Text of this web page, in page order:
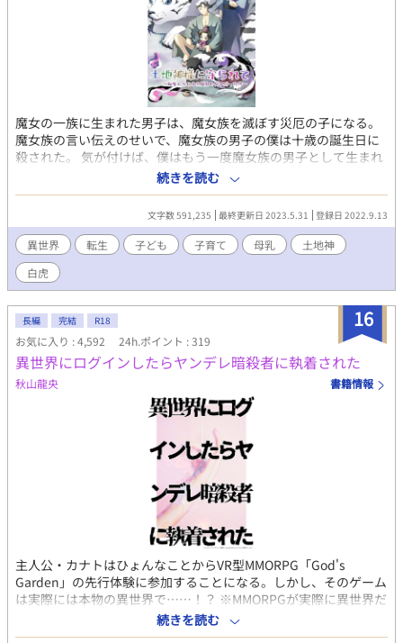
魔女の一族に生まれた男子は、魔女族を滅ぼす災厄の子になる。
魔女族の言い伝えのせいで、魔女族の男子の僕は十歳の誕生日に
殺された。 気が付けば、僕はもう一度魔女族の男子として生まれ
変わっていた。 双子の妹も一緒だが、妹に前世の記憶はないよう
だ。 白虎族という神の一族の土地神様に守られて、僕と妹は育て
られる。 魔女族はなぜ生まれてくる男子を、魔女族を滅ぼす災厄
の子と言って殺そうとするのか。 母と育ての親の白虎族の養父た
ちと、オムツに、トイレトレーニングに苦戦しながら、僕は生き
延びる道を探す。 育ててくれる土地神様に惚れる男女双子の魔女
の成長物語！ ※女性攻めを匂わせる表現があります。 ※女性攻め
は別作品としてエロを書くつもりです。
続きを読む
文字数 591,235 最終更新日 2023.5.31 登録日 2022.9.13
異世界 転生 子ども 子育て 母乳
土地神
白虎
16
長編 完結 R18
お気に入り : 4,592 24h.ポイント : 319
異世界にログインしたらヤンデレ暗殺者に執着された
秋山龍央 書籍情報
主人公・カナトはひょんなことからVR型MMORPG「God's
Garden」の先行体験に参加することになる。しかし、そのゲーム
は実際には本物の異世界で……！？ ※MMORPGが実際に異世界だ
った系ファンタジー ※異世界で出会ったヤンデレでサイコパスな
暗殺者攻×異世界だと気づかないままのゲームプレイし続ける受
続きを読む